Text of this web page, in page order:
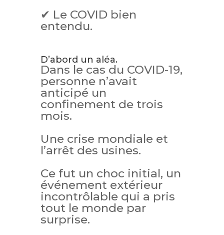
✔ Le COVID bien
entendu.
D’abord un aléa.
Dans le cas du COVID-19,
personne n’avait
anticipé un
confinement de trois
mois.
Une crise mondiale et
l’arrêt des usines.
Ce fut un choc initial, un
événement extérieur
incontrôlable qui a pris
tout le monde par
surprise.